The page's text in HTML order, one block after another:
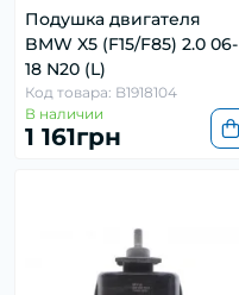
Подушка двигателя
BMW X5 (F15/F85) 2.0 06-
18 N20 (L)
Код товара: B1918104
В наличии
1 161грн